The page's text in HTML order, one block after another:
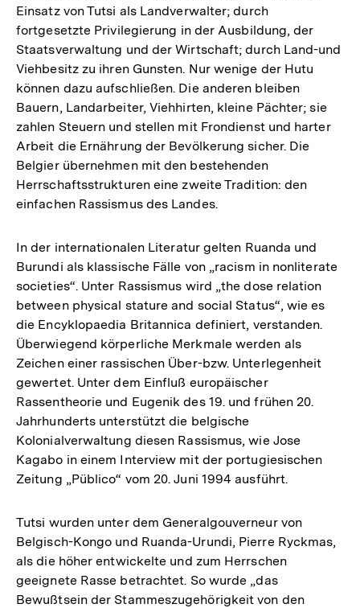
Einsatz von Tutsi als Landverwalter; durch
fortgesetzte Privilegierung in der Ausbildung, der
Staatsverwaltung und der Wirtschaft; durch Land-und
Viehbesitz zu ihren Gunsten. Nur wenige der Hutu
können dazu aufschließen. Die anderen bleiben
Bauern, Landarbeiter, Viehhirten, kleine Pächter; sie
zahlen Steuern und stellen mit Frondienst und harter
Arbeit die Ernährung der Bevölkerung sicher. Die
Belgier übernehmen mit den bestehenden
Herrschaftsstrukturen eine zweite Tradition: den
einfachen Rassismus des Landes.
In der internationalen Literatur gelten Ruanda und
Burundi als klassische Fälle von „racism in nonliterate
societies“. Unter Rassismus wird „the dose relation
between physical stature and social Status“, wie es
die Encyklopaedia Britannica definiert, verstanden.
Überwiegend körperliche Merkmale werden als
Zeichen einer rassischen Über-bzw. Unterlegenheit
gewertet. Unter dem Einfluß europäischer
Rassentheorie und Eugenik des 19. und frühen 20.
Jahrhunderts unterstützt die belgische
Kolonialverwaltung diesen Rassismus, wie Jose
Kagabo in einem Interview mit der portugiesischen
Zeitung „Püblico“ vom 20. Juni 1994 ausführt.
Tutsi wurden unter dem Generalgouverneur von
Belgisch-Kongo und Ruanda-Urundi, Pierre Ryckmas,
als die höher entwickelte und zum Herrschen
geeignete Rasse betrachtet. So wurde „das
Bewußtsein der Stammeszugehörigkeit von den